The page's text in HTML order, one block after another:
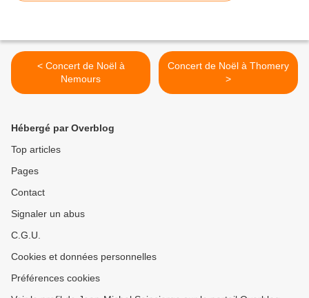
< Concert de Noël à
Nemours
Concert de Noël à Thomery
>
Hébergé par Overblog
Top articles
Pages
Contact
Signaler un abus
C.G.U.
Cookies et données personnelles
Préférences cookies